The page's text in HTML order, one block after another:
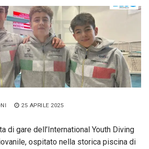
25 APRILE 2025
di gare dell’International Youth Diving
ospitato nella storica piscina di